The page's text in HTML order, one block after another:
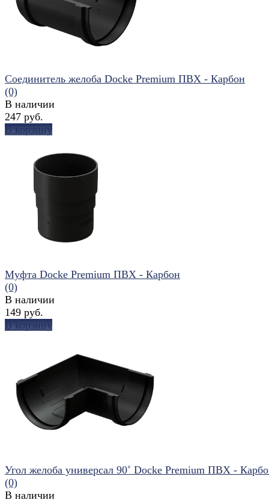
избранное
Соединитель желоба Docke Premium ПВХ - Карбон
(0)
В наличии
247 руб.
В корзину
избранное сравнить
Муфта Docke Premium ПВХ - Карбон
(0)
В наличии
149 руб.
В корзину
Угол желоба универсал 90˚ Docke Premium ПВХ -
(0)
В наличии